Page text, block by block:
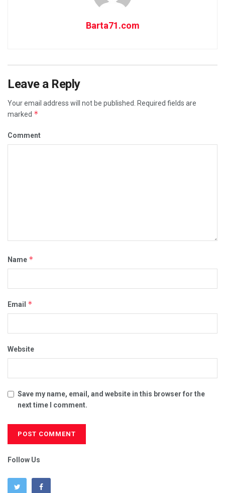
Barta71.com
Leave a Reply
Your email address will not be published. Required fields are
marked *
Comment
Name *
Email *
Website
Save my name, email, and website in this browser for the
next time I comment.
Follow Us